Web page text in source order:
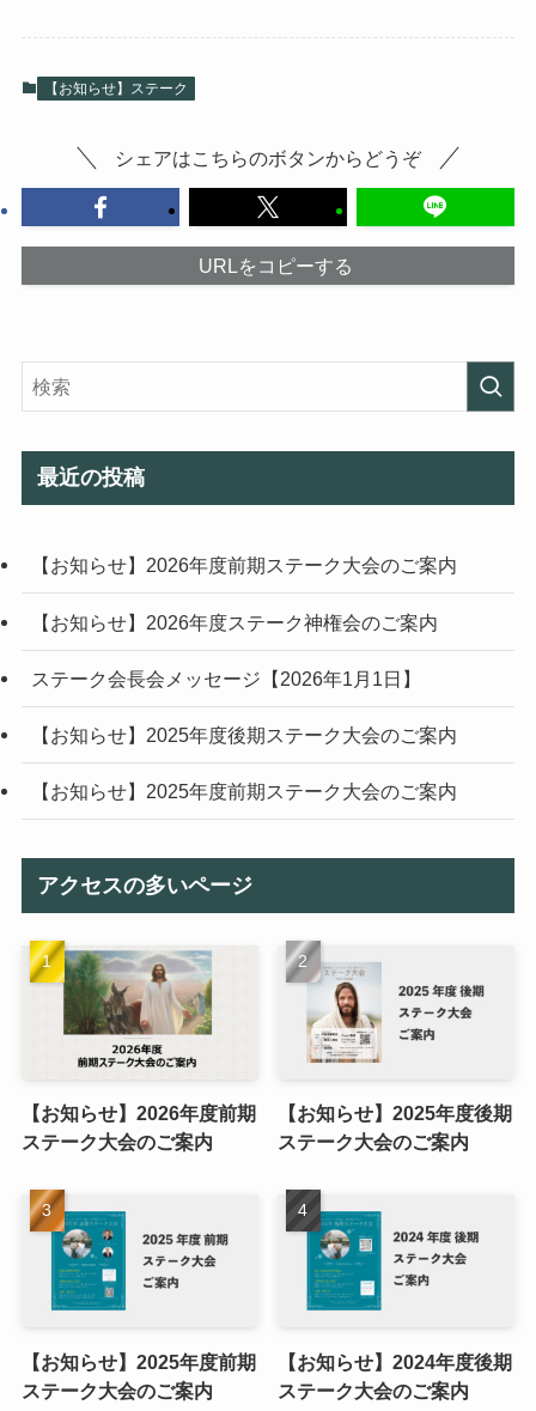
【お知らせ】ステーク
シェアはこちらのボタンからどうぞ
URLをコピーする
最近の投稿
【お知らせ】2026年度前期ステーク大会のご案内
【お知らせ】2026年度ステーク神権会のご案内
ステーク会長会メッセージ【2026年1月1日】
【お知らせ】2025年度後期ステーク大会のご案内
【お知らせ】2025年度前期ステーク大会のご案内
アクセスの多いページ
【お知らせ】2026年度前期
ステーク大会のご案内
【お知らせ】2025年度後期
ステーク大会のご案内
【お知らせ】2025年度前期
ステーク大会のご案内
【お知らせ】2024年度後期
ステーク大会のご案内